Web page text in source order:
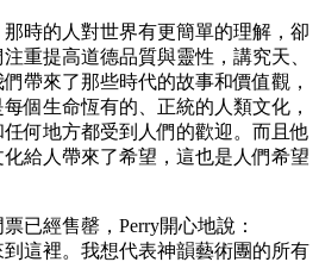
時的人對世界有更簡單的理解，卻
重提高道德品質與靈性，講究天、
帶來了那些時代的故事和價值觀，
個生命恆有的、正統的人類文化，
何地方都受到人們的歡迎。而且他
給人帶來了希望，這也是人們希望
已經售罄，Perry開心地說：
到這裡。我想代表神韻藝術團的所有